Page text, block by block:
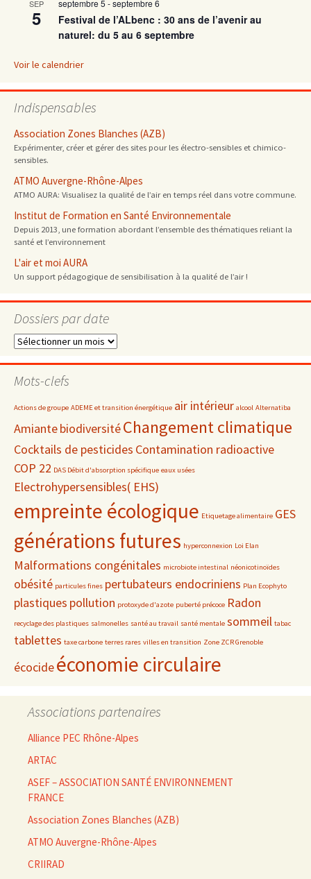
articles
SEP
5
septembre 5 -septembre 6
Festival de l’ALbenc : 30 ans de l’avenir au
naturel: du 5 au 6 septembre
Voir le calendrier
Indispensables
Association Zones Blanches (AZB)
Expérimenter, créer et gérer des sites pour les électro-sensibles et chimico-
sensibles.
ATMO Auvergne-Rhône-Alpes
ATMO AURA: Visualisez la qualité de l’air en temps réel dans votre commune.
Institut de Formation en Santé Environnementale
Depuis 2013, une formation abordant l’ensemble des thématiques reliant la
santé et l’environnement
L'air et moi AURA
Un support pédagogique de sensibilisation à la qualité de l’air !
Dossiers par date
Dossiers
date
Mots-clefs
Actions de groupe ADEME et transition énergétique air intérieur alcool Alternatiba
AmiantebiodiversitéChangement climatique
Cocktails de pesticides Contamination radioactive
COP 22 DAS Débit d'absorption spécifique eaux usées
Electrohypersensibles( EHS)
empreinte écologique Etiquetage alimentaire GES
générations futures hyperconnexion Loi Elan
Malformations congénitales microbiote intestinal néonicotinoïdes
obésité particules fines pertubateurs endocriniens Plan Ecophyto
plastiques pollution protoxyde d'azote puberté précoce Radon
recyclage des plastiques salmonelles santé au travail santé mentale sommeil tabac
tablettes taxe carbone terres rares villes en transition Zone ZCR Grenoble
écocideéconomie circulaire
Associations partenaires
Alliance PEC Rhône-Alpes
ARTAC
ASEF – ASSOCIATION SANTÉ ENVIRONNEMENT
FRANCE
Association Zones Blanches (AZB)
ATMO Auvergne-Rhône-Alpes
CRIIRAD